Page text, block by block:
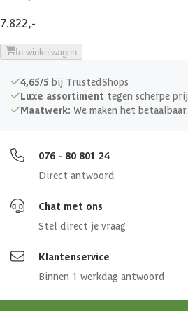
7.822,-
In winkelwagen
4,65/5 bij TrustedShops
Luxe assortiment tegen scherpe
Maatwerk: We maken het betaalbaar.
076 - 80 801 24
Direct antwoord
Chat met ons
Stel direct je vraag
Klantenservice
Binnen 1 werkdag antwoord